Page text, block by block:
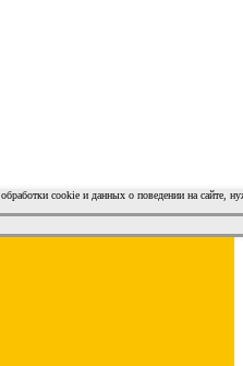
обработки cookie и данных о поведении на сайте,